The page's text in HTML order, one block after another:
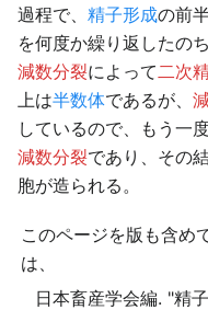
過程で、 精子形成の前
を何度か繰り返したのち
減数分裂によって二次
上は半数体であるが、
しているので、もう一
減数分裂であり、その
胞が造られる。
このページを版も含め
は、
日本畜産学会編. "精